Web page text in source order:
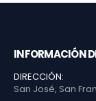
INFORMACIÓN
DIRECCIÓN:
San José, San